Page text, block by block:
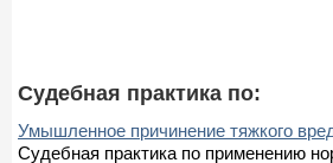
Судебная практика по:
Умышленное причинение тяжкого
Судебная практика по применению